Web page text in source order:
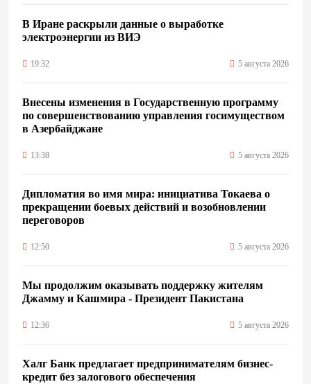
В Иране раскрыли данные о выработке
электроэнергии из ВИЭ
19:32 5 августа 2026
Внесены изменения в Государственную программу
по совершенствованию управления госимуществом
в Азербайджане
13:38 5 августа 2026
Дипломатия во имя мира: инициатива Токаева о
прекращении боевых действий и возобновлении
переговоров
12:50 5 августа 2026
Мы продолжим оказывать поддержку жителям
Джамму и Кашмира - Президент Пакистана
12:36 5 августа 2026
Халг Банк предлагает предпринимателям бизнес-
кредит без залогового обеспечения